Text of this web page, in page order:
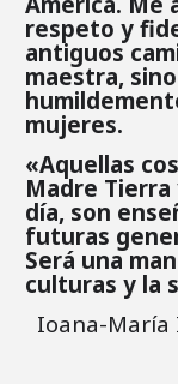
respeto y
antiguos
maestra,
mujeres.
«Aquellas
Madre
día, son
futuras
Será una
culturas y la
Ioana-